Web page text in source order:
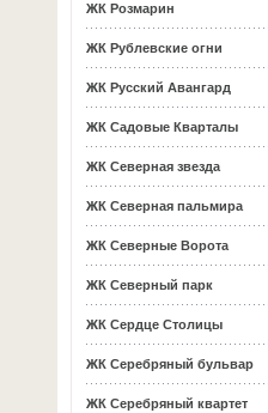
ЖК Розмарин
ЖК Рублевские огни
ЖК Русский Авангард
ЖК Садовые Кварталы
ЖК Северная звезда
ЖК Северная пальмира
ЖК Северные Ворота
ЖК Северный парк
ЖК Сердце Столицы
ЖК Серебряный бульвар
ЖК Серебряный квартет